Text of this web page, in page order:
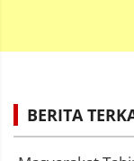
BERITA